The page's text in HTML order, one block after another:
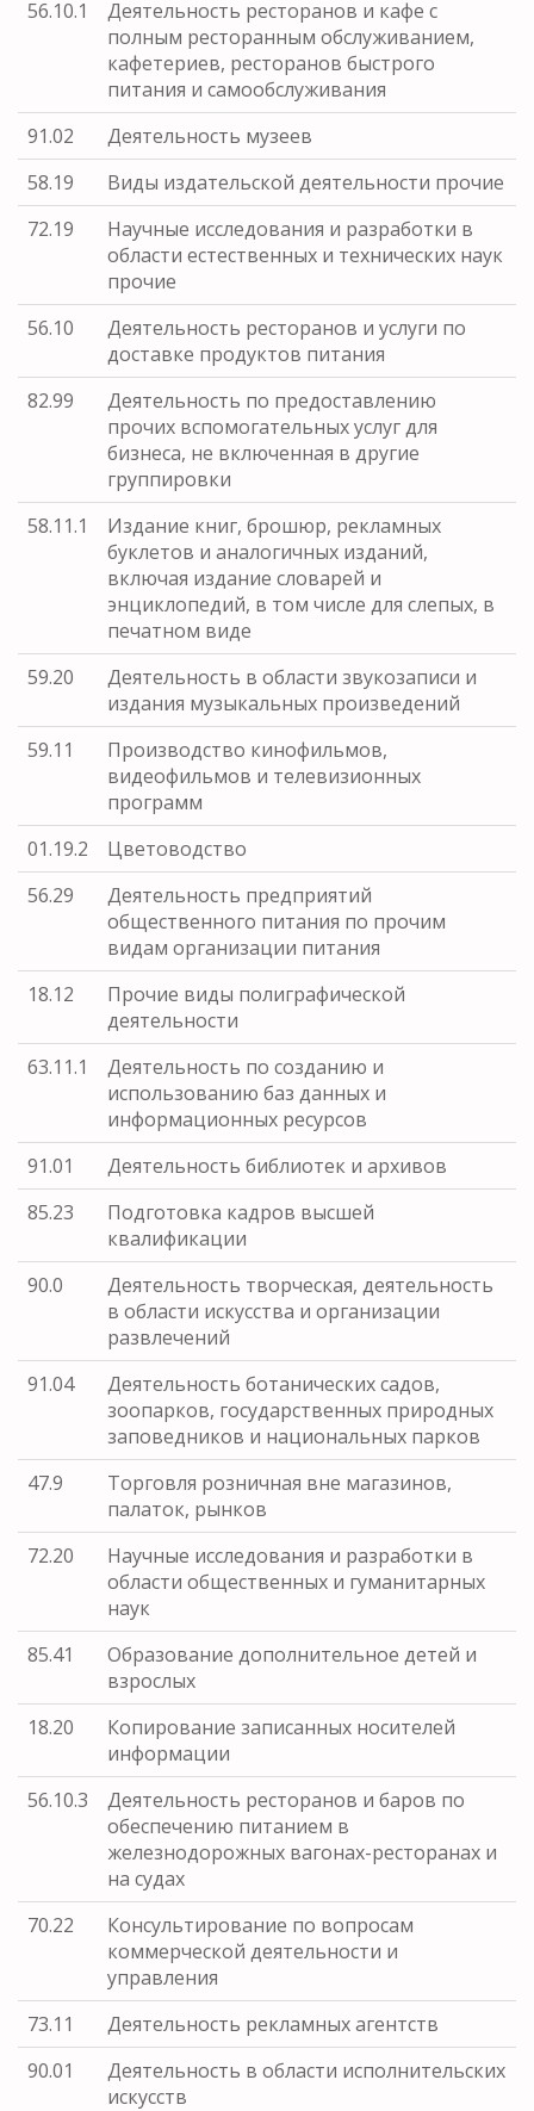
56.10.1
Деятельность ресторанов и кафе с
полным ресторанным обслуживанием,
кафетериев, ресторанов быстрого
питания и самообслуживания
91.02
Деятельность музеев
58.19
Виды издательской деятельности прочие
72.19
Научные исследования и разработки в
области естественных и технических наук
прочие
56.10
Деятельность ресторанов и услуги по
доставке продуктов питания
82.99
Деятельность по предоставлению
прочих вспомогательных услуг для
бизнеса, не включенная в другие
группировки
58.11.1
Издание книг, брошюр, рекламных
буклетов и аналогичных изданий,
включая издание словарей и
энциклопедий, в том числе для слепых, в
печатном виде
59.20
Деятельность в области звукозаписи и
издания музыкальных произведений
59.11
Производство кинофильмов,
видеофильмов и телевизионных
программ
01.19.2
Цветоводство
56.29
Деятельность предприятий
общественного питания по прочим
видам организации питания
18.12
Прочие виды полиграфической
деятельности
63.11.1
Деятельность по созданию и
использованию баз данных и
информационных ресурсов
91.01
Деятельность библиотек и архивов
85.23
Подготовка кадров высшей
квалификации
90.0
Деятельность творческая, деятельность
в области искусства и организации
развлечений
91.04
Деятельность ботанических садов,
зоопарков, государственных природных
заповедников и национальных парков
47.9
Торговля розничная вне магазинов,
палаток, рынков
72.20
Научные исследования и разработки в
области общественных и гуманитарных
наук
85.41
Образование дополнительное детей и
взрослых
18.20
Копирование записанных носителей
информации
56.10.3
Деятельность ресторанов и баров по
обеспечению питанием в
железнодорожных вагонах-ресторанах и
на судах
70.22
Консультирование по вопросам
коммерческой деятельности и
управления
73.11
Деятельность рекламных агентств
90.01
Деятельность в области исполнительских
искусств